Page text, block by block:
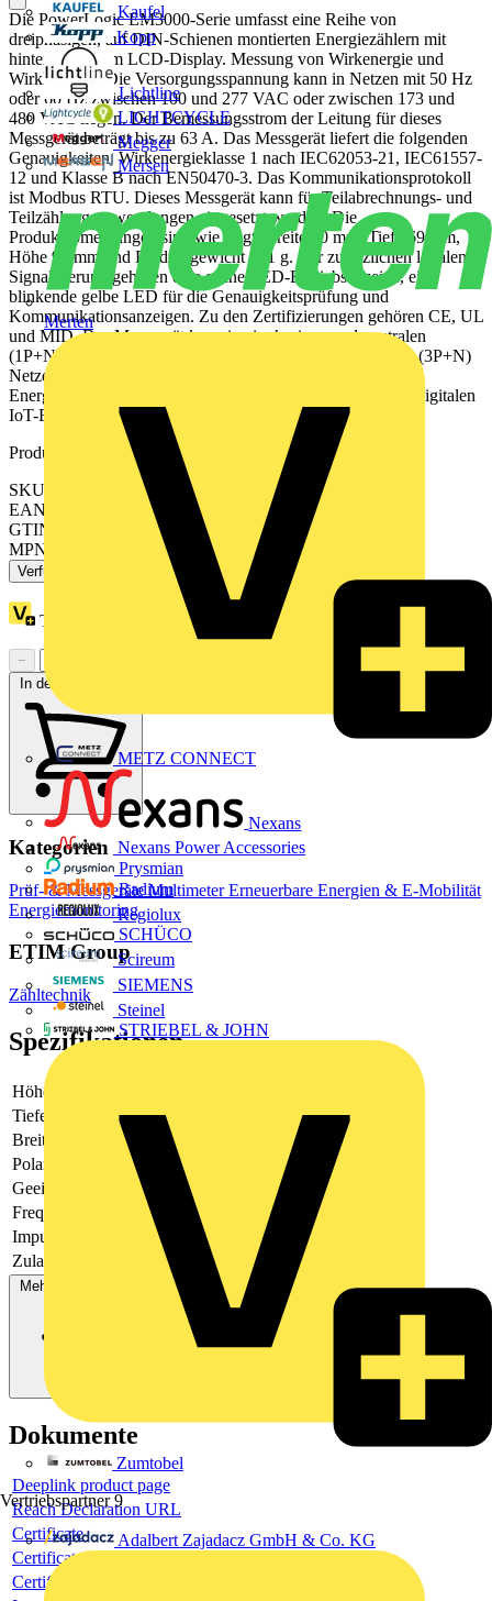
Kaufel
Kopp
Lichtline
LIGHTCYCLE
Megger
Mersen
Merten
METZ CONNECT
Nexans
Nexans Power Accessories
Prysmian
Radium
Regiolux
SCHÜCO
Scireum
SIEMENS
Steinel
STRIEBEL & JOHN
Zumtobel
Vertriebspartner 9
Adalbert Zajadacz GmbH & Co. KG
Die PowerLogic EM3000-Serie umfasst eine Reihe von
dreiphasigen, auf DIN-Schienen montierten Energiezählern mit
hinterleuchtetem LCD-Display. Messung von Wirkenergie und
Wirkleistung. Die Versorgungsspannung kann in Netzen mit 50 Hz
oder 60 Hz zwischen 100 und 277 VAC oder zwischen 173 und
480 VAC liegen. Der Bemessungsstrom der Leitung für dieses
Messgerät beträgt bis zu 63 A. Das Messgerät liefert die folgenden
Genauigkeiten, Wirkenergieklasse 1 nach IEC62053-21, IEC61557-
12 und Klasse B nach EN50470-3. Das Kommunikationsprotokoll
ist Modbus RTU. Dieses Messgerät kann für Teilabrechnungs- und
Teilzählungsanwendungen eingesetzt werden. Die
Produktabmessungen sind wie folgt: Breite 90 mm, Tiefe 69 mm,
Höhe 95 mm und Produktgewicht 451 g. Zur zusätzlichen lokalen
Signalisierung gehören eine grüne LED-Betriebsanzeige, eine
blinkende gelbe LED für die Genauigkeitsprüfung und
Kommunikationsanzeigen. Zu den Zertifizierungen gehören CE, UL
und MID. Das Messgerät kann in einphasigen und neutralen
(1P+N), dreiphasigen (3P) und dreiphasigen und neutralen (3P+N)
Netzen installiert werden. Kompatibel mit
Energiemanagementsoftware zur Nutzung der Vorteile der digitalen
IoT-Energieverteilung.
Produktkennzeichen
SKU: METSEEM3224
EAN: 3606487294696
GTIN: 3606487294696
MPN: METSEEM3224
Verfügbar: 1 Händler
Treuepunkte:
−
In den Warenkorb
Kategorien
Prüf- & MessgeräteMultimeterErneuerbare Energien & E-Mobilität
Energiemonitoring
ETIM Group
Zähltechnik
Spezifikationen
Höhe
Tiefe
Breite
Polart
Dreileiter/Vierleiter
Geeicht
Frequenz
Impulsart
Zulassung
Mehr anzeigen
Dokumente
Deeplink product page
Reach Declaration URL
Certificate
Certificate
Certificate